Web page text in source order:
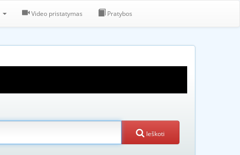
Video pristatymas Pratybos
Ieškoti